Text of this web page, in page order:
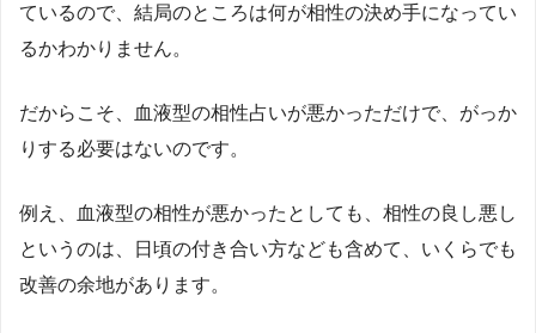
ているので、結局のところは何が相性の決め手になってい
るかわかりません。
だからこそ、血液型の相性占いが悪かっただけで、がっか
りする必要はないのです。
例え、血液型の相性が悪かったとしても、相性の良し悪し
というのは、日頃の付き合い方なども含めて、いくらでも
改善の余地があります。